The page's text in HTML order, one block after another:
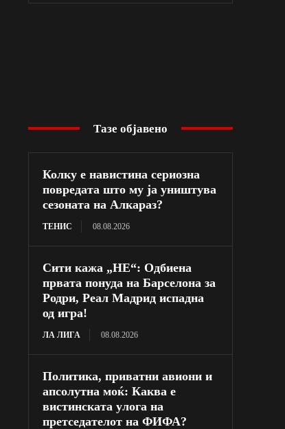
Тазе објавено
Колку е навистина сериозна
повредата што му ја уништува
сезоната на Алкараз?
ТЕНИС 08.08.2026
Сити кажа „НЕ“: Одбиена
првата понуда на Барселона за
Родри, Реал Мадрид испадна
од игра!
ЛА ЛИГА 08.08.2026
Политика, приватни авиони и
апсолутна моќ: Каква е
вистинската улога на
претседателот на ФИФА?